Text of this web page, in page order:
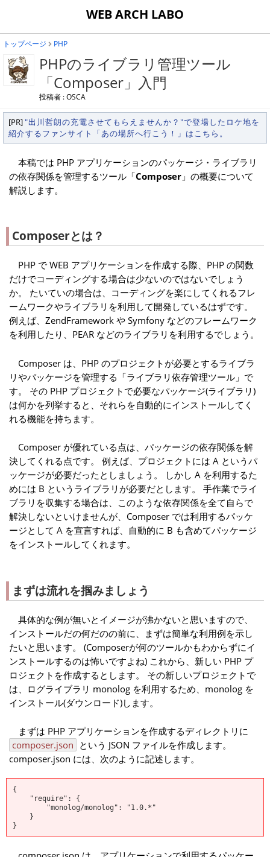
WEB ARCH LABO
トップページ PHP
PHPのライブラリ管理ツール
「Composer」入門
投稿者 : OSCA
[PR]"出川哲朗の充電させてもらえませんか？"で登場したロケ地を
紹介するファンサイト「あの場所へ行こう！」はこちら。
本稿では PHP アプリケーションのパッケージ・ライブラリ
の依存関係を管理するツール「Composer 」の概要について
解説します。
Composerとは？
PHP で WEB アプリケーションを作成する際、PHP の関数
だけでコーディングする場合は少ないのではないでしょう
か。 たいていの場合は、コーディングを楽にしてくれるフレ
ームワークやライブラリを利用して開発しているはずです。
例えば、ZendFramework や Symfony などのフレームワーク
を利用したり、PEAR などのライブラリを利用するでしょう。
Composer は、PHP のプロジェクトが必要とするライブラ
リやパッケージを管理する「ライブラリ依存管理ツール」で
す。 その PHP プロジェクトで必要なパッケージ(ライブラリ)
は何かを列挙すると、それらを自動的にインストールしてく
れる機能を持ちます。
Composer が優れている点は、パッケージの依存関係を解
決してくれる点です。 例えば、プロジェクトには A というパ
ッケージが必要だったとしましょう。 しかし A を利用するた
めには B というライブラリが必要だとします。 手作業でライ
ブラリを収集する場合は、このような依存関係を全て自らで
解決しないといけませんが、Composer では利用するパッケ
ージとして A を宣言すれば、自動的に B も含めてパッケージ
をインストールしてくれます。
まずは流れを掴みましょう
具体的な例が無いとイメージが沸かないと思いますので、
インストールだの何だのの前に、まずは簡単な利用例を示し
たいと思います。 (Composerが何のツールかもわからずにイ
ンストールするのは怖いですよね) これから、新しい PHP プ
ロジェクトを作成するとします。 その新しいプロジェクトで
は、ログライブラリ monolog を利用するため、monolog を
インストール(ダウンロード)します。
まずは PHP アプリケーションを作成するディレクトリに
composer.json という JSON ファイルを作成します。
composer.json には、次のように記述します。
{
"require": {
"monolog/monolog": "1.0.*"
}
}